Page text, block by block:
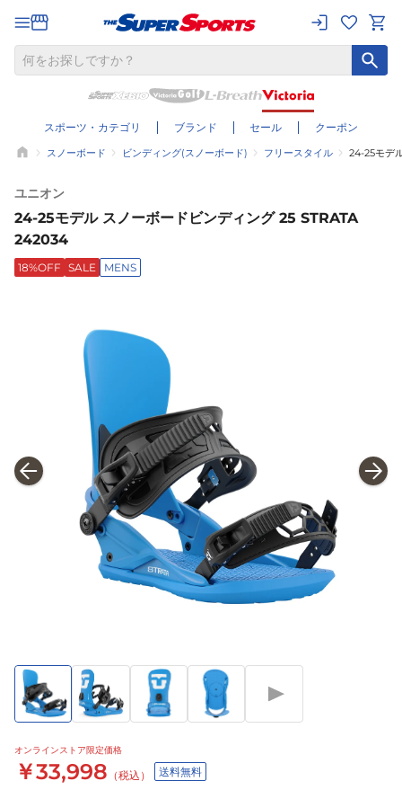
スポーツ・カテゴリ ブランド セール クーポン
スノーボード ビンディング(スノーボード) フリースタイル 24-25モデ
ユニオン
24-25モデル スノーボードビンディング 25 STRATA
242034
18%OFF SALE MENS
オンラインストア限定価格
￥33,998 （税込） 送料無料